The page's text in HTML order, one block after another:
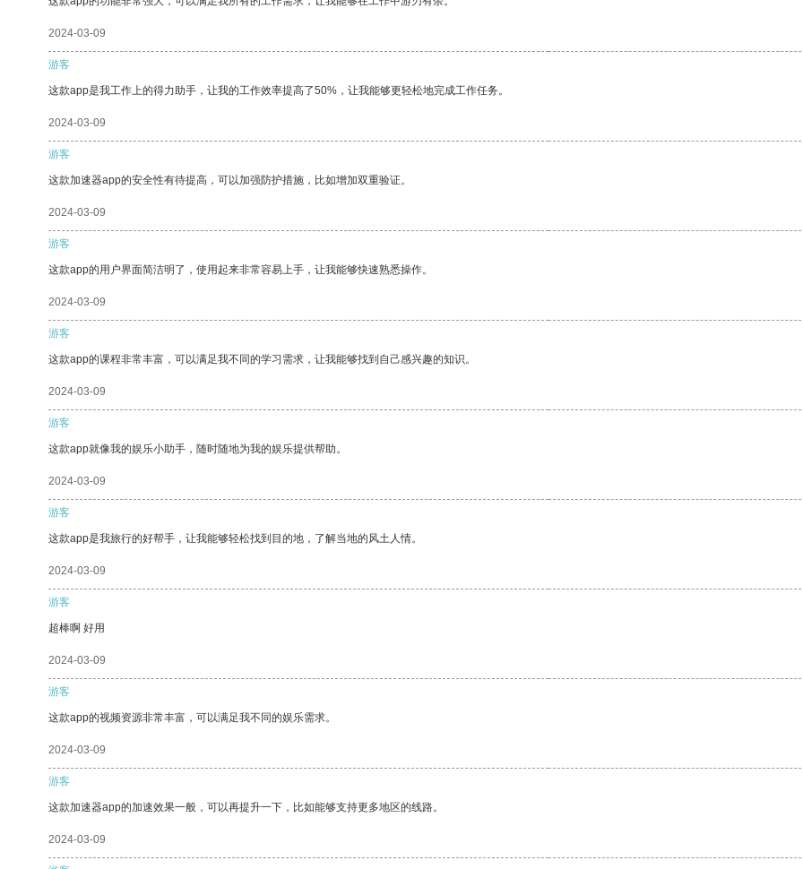
2024-03-09
游客
这款app是我工作上的得力助手，让我的工作效率提高了50%，让我能够更轻松地完成工作任务。
2024-03-09
游客
这款加速器app的安全性有待提高，可以加强防护措施，比如增加双重验证。
2024-03-09
游客
这款app的用户界面简洁明了，使用起来非常容易上手，让我能够快速熟悉操作。
2024-03-09
游客
这款app的课程非常丰富，可以满足我不同的学习需求，让我能够找到自己感兴趣的知识。
2024-03-09
游客
这款app就像我的娱乐小助手，随时随地为我的娱乐提供帮助。
2024-03-09
游客
这款app是我旅行的好帮手，让我能够轻松找到目的地，了解当地的风土人情。
2024-03-09
游客
超棒啊 好用
2024-03-09
游客
这款app的视频资源非常丰富，可以满足我不同的娱乐需求。
2024-03-09
游客
这款加速器app的加速效果一般，可以再提升一下，比如能够支持更多地区的线路。
2024-03-09